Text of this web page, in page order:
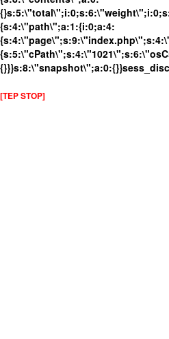
{s:4:\"path\";a:1:{i:0;a:4:
[TEP STOP]